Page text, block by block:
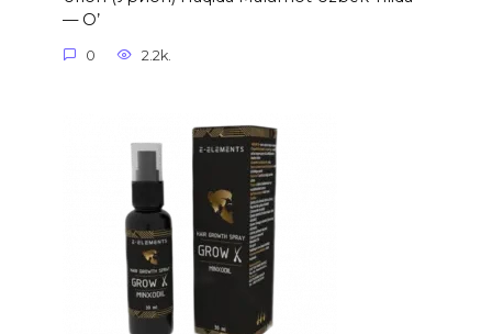
— O’
0 2.2k.